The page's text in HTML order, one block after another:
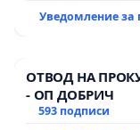
Уведомление за
ОТВОД НА
- ОП ДОБРИЧ
593 подписи